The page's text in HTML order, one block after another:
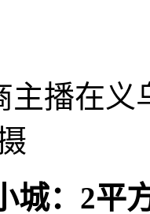
主播在义
城：2平